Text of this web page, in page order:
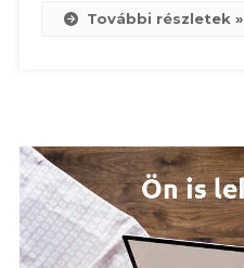
További részletek »